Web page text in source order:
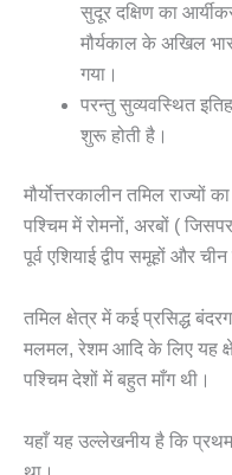
सुदूर दक्षिण का
मौर्यकाल के अखिल
गया।
परन्तु सुव्यवस्थित
शुरू होती है।
मौर्योत्तरकालीन तमिल राज्यों
पश्चिम में रोमनों, अरबों (
पूर्व एशियाई द्वीप समूहों और
तमिल क्षेत्र में कई प्रसिद्ध
मलमल, रेशम आदि के लिए यह
पश्चिम देशों में बहुत माँग थी।
यहाँ यह उल्लेखनीय है कि प्रथम